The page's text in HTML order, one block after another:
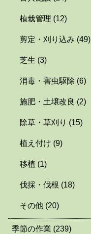
植栽管理 (12)
剪定・刈り込み (49)
芝生 (3)
消毒・害虫駆除 (6)
施肥・土壌改良 (2)
除草・草刈り (15)
植え付け (9)
移植 (1)
伐採・伐根 (18)
その他 (20)
季節の作業 (239)